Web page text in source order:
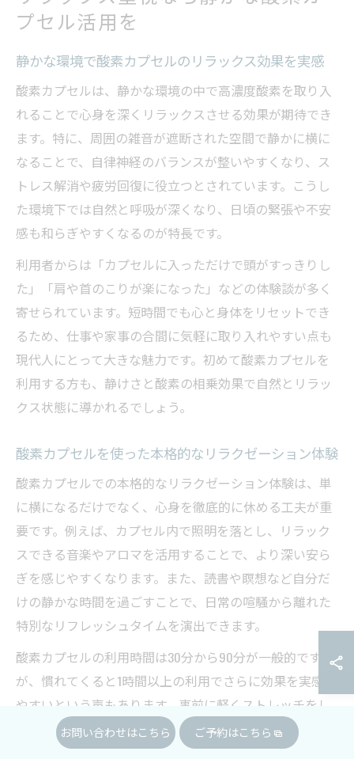
プセル活用を
静かな環境で酸素カプセルのリラックス効果を実感
酸素カプセルは、静かな環境の中で高濃度酸素を取り入
れることで心身を深くリラックスさせる効果が期待でき
ます。特に、周囲の雑音が遮断された空間で静かに横に
なることで、自律神経のバランスが整いやすくなり、ス
トレス解消や疲労回復に役立つとされています。こうし
た環境下では自然と呼吸が深くなり、日頃の緊張や不安
感も和らぎやすくなるのが特長です。
利用者からは「カプセルに入っただけで頭がすっきりし
た」「肩や首のこりが楽になった」などの体験談が多く
寄せられています。短時間でも心と身体をリセットでき
るため、仕事や家事の合間に気軽に取り入れやすい点も
現代人にとって大きな魅力です。初めて酸素カプセルを
利用する方も、静けさと酸素の相乗効果で自然とリラッ
クス状態に導かれるでしょう。
酸素カプセルを使った本格的なリラクゼーション体験
酸素カプセルでの本格的なリラクゼーション体験は、単
に横になるだけでなく、心身を徹底的に休める工夫が重
要です。例えば、カプセル内で照明を落とし、リラック
スできる音楽やアロマを活用することで、より深い安ら
ぎを感じやすくなります。また、読書や瞑想など自分だ
けの静かな時間を過ごすことで、日常の喧騒から離れた
特別なリフレッシュタイムを演出できます。
酸素カプセルの利用時間は30分から90分が一般的です
が、慣れてくると1時間以上の利用でさらに効果を実感し
やすいという声もあります。事前に軽くストレッチをし
ておくと、カプセル内でのリラックス効果が高まる場合
もありますので、ぜひ実践してみてください。ただし、
お問い合わせはこちら ご予約はこちら